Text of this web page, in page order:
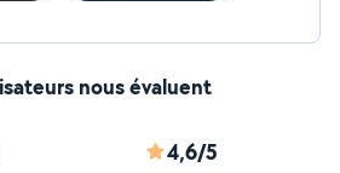
nous évaluent
4,6/5